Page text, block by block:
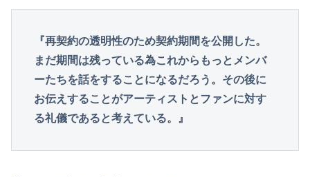
『再契約の透明性のため契約期間を公開した。
まだ期間は残っている為これからもっとメンバ
ーたちを話をすることになるだろう。その後に
お伝えすることがアーティストとファンに対す
る礼儀であると考えている。』